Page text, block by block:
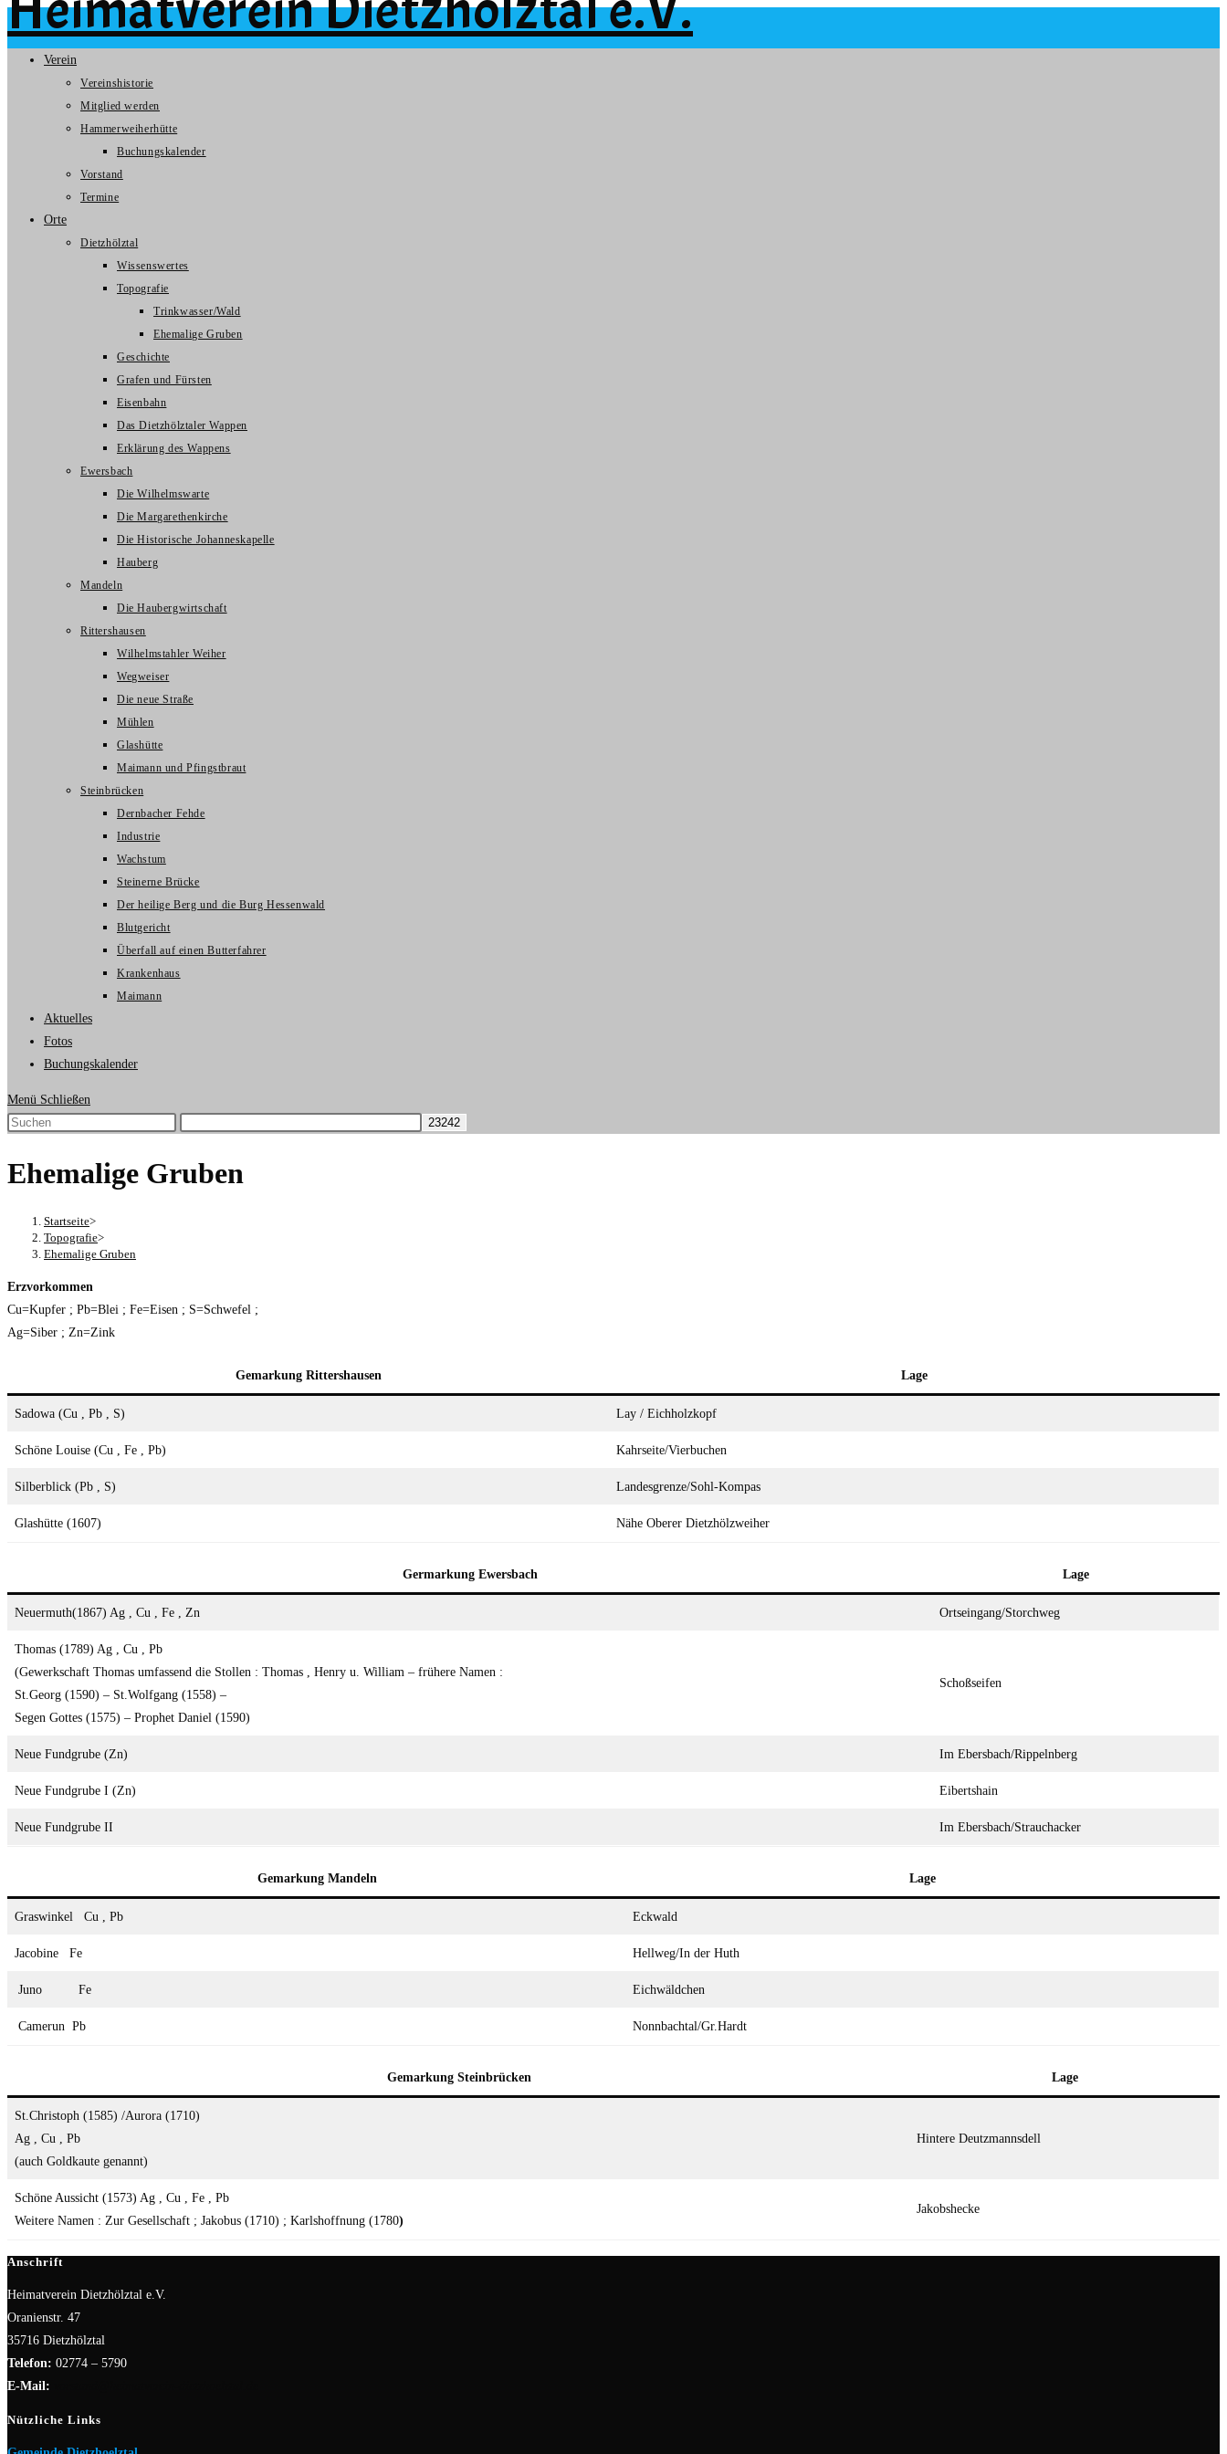
Inhalt
springenVerein
Vereinshistorie
Mitglied werden
Hammerweiherhütte
Buchungskalender
Vorstand
Termine
Orte
Dietzhölztal
Wissenswertes
Topografie
Trinkwasser/Wald
Ehemalige Gruben
Geschichte
Grafen und Fürsten
Eisenbahn
Das Dietzhölztaler Wappen
Erklärung des Wappens
Ewersbach
Die Wilhelmswarte
Die Margarethenkirche
Die Historische Johanneskapelle
Hauberg
Mandeln
Die Haubergwirtschaft
Rittershausen
Wilhelmstahler Weiher
Wegweiser
Die neue Straße
Mühlen
Glashütte
Maimann und Pfingstbraut
Steinbrücken
Dernbacher Fehde
Industrie
Wachstum
Steinerne Brücke
Der heilige Berg und die Burg Hessenwald
Blutgericht
Überfall auf einen Butterfahrer
Krankenhaus
Maimann
Aktuelles
Fotos
Buchungskalender
Menü Schließen
Ehemalige Gruben
Startseite>
Topografie>
Ehemalige Gruben
Erzvorkommen
Cu=Kupfer ; Pb=Blei ; Fe=Eisen ; S=Schwefel ;
Ag=Siber ; Zn=Zink
Gemarkung Rittershausen Lage
Sadowa (Cu , Pb , S) Lay / Eichholzkopf
Schöne Louise (Cu , Fe , Pb) Kahrseite/Vierbuchen
Silberblick (Pb , S) Landesgrenze/Sohl-Kompas
Glashütte (1607) Nähe Oberer Dietzhölzweiher
Germarkung Ewersbach Lage
Neuermuth(1867) Ag , Cu , Fe , Zn Ortseingang/Storchweg
Thomas (1789) Ag , Cu , Pb
(Gewerkschaft Thomas umfassend die Stollen : Thomas , Henry u. William – frühere Namen :
St.Georg (1590) – St.Wolfgang (1558) –
Segen Gottes (1575) – Prophet Daniel (1590)
Schoßseifen
Neue Fundgrube (Zn) Im Ebersbach/Rippelnberg
Neue Fundgrube I (Zn) Eibertshain
Neue Fundgrube II Im Ebersbach/Strauchacker
Gemarkung Mandeln Lage
Graswinkel Cu , Pb Eckwald
Jacobine Fe Hellweg/In der Huth
Juno Fe Eichwäldchen
Camerun Pb Nonnbachtal/Gr.Hardt
Gemarkung Steinbrücken Lage
St.Christoph (1585) /Aurora (1710)
Ag , Cu , Pb
(auch Goldkaute genannt)
Hintere Deutzmannsdell
Schöne Aussicht (1573) Ag , Cu , Fe , Pb
Weitere Namen : Zur Gesellschaft ; Jakobus (1710) ; Karlshoffnung (1780)
Jakobshecke
Anschrift
Heimatverein Dietzhölztal e.V.
Oranienstr. 47
35716 Dietzhölztal
Telefon: 02774 – 5790
E-Mail:
Nützliche Links